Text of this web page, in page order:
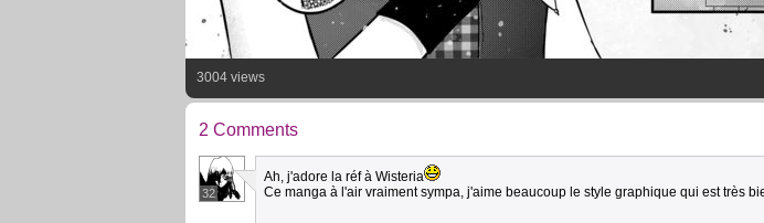
3004 views
2 Comments
32
Ah, j'adore la réf à Wisteria
Ce manga à l'air vraiment sympa, j'aime beaucoup le style graphique qui est très